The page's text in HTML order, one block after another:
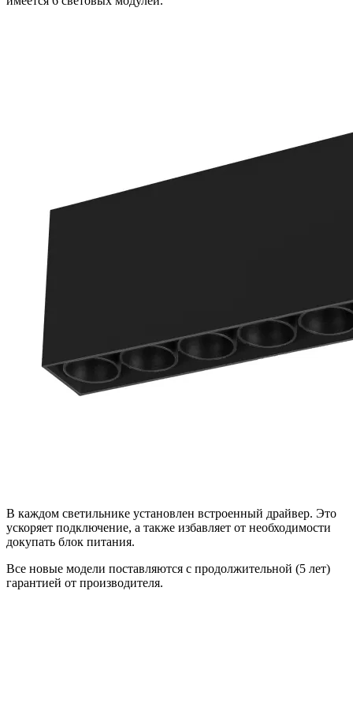
В каждом светильнике установлен встроенный драйвер. Это
ускоряет подключение, а также избавляет от необходимости
докупать блок питания.
Все новые модели поставляются с продолжительной (5 лет)
гарантией от производителя.